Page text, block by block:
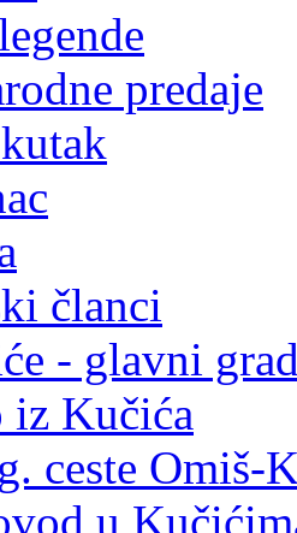
predaje
članci
- glavni
iz Kučića
ceste Omiš-
u